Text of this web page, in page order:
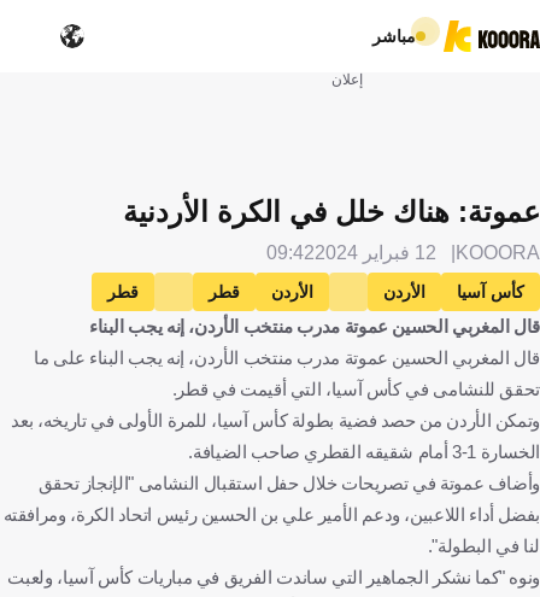
مباشر
إعلان
عموتة: هناك خلل في الكرة الأردنية
KOOORA 12 فبراير 2024 09:42
كأس آسيا الأردن الأردن قطر
قطر
الحسين عموتة
المغرب كرة قدم
قال المغربي الحسين عموتة مدرب منتخب الأردن، إنه يجب البناء
قال المغربي الحسين عموتة مدرب منتخب الأردن، إنه يجب البناء على ما
تحقق للنشامى في كأس آسيا، التي أقيمت في قطر.
وتمكن الأردن من حصد فضية بطولة كأس آسيا، للمرة الأولى في تاريخه، بعد
الخسارة 1-3 أمام شقيقه القطري صاحب الضيافة.
وأضاف عموتة في تصريحات خلال حفل استقبال النشامى "الإنجاز تحقق
بفضل أداء اللاعبين، ودعم الأمير علي بن الحسين رئيس اتحاد الكرة، ومرافقته
لنا في البطولة".
ونوه "كما نشكر الجماهير التي ساندت الفريق في مباريات كأس آسيا، ولعبت